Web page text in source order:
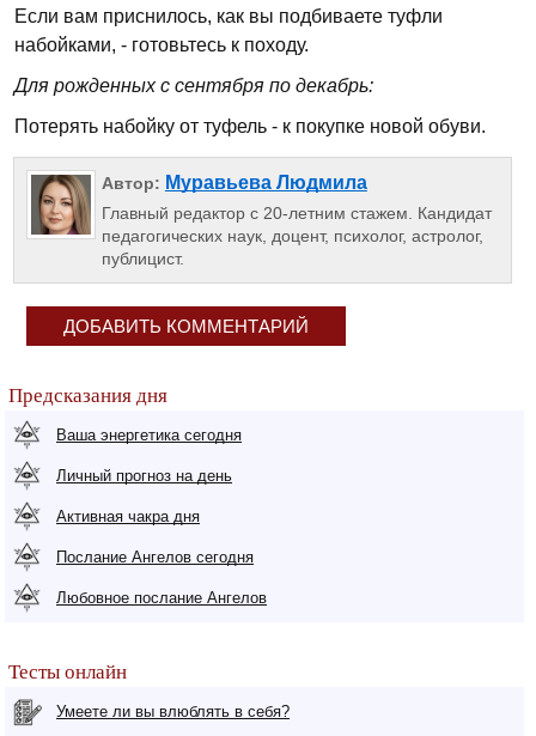
Если вам приснилось, как вы подбиваете туфли
набойками, - готовьтесь к походу.
Для рожденных с сентября по декабрь:
Потерять набойку от туфель - к покупке новой обуви.
Автор: Муравьева Людмила
Главный редактор с 20-летним стажем. Кандидат
педагогических наук, доцент, психолог, астролог,
публицист.
ДОБАВИТЬ КОММЕНТАРИЙ
Предсказания дня
Ваша энергетика сегодня
Личный прогноз на день
Активная чакра дня
Послание Ангелов сегодня
Любовное послание Ангелов
Тесты онлайн
Умеете ли вы влюблять в себя?